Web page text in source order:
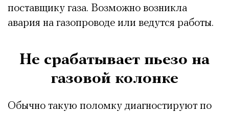
поставщику газа. Возможно возникла
авария на газопроводе или ведутся работы.
Не срабатывает пьезо на
газовой колонке
Обычно такую поломку диагностируют по